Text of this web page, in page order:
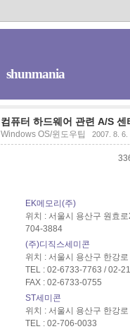
shunmania
컴퓨터 하드웨어 관련 A/S 센
Windows OS/윈도우팁 2007. 8. 6.
EK메모리(주)
위치 : 서울시 용산구 원효
704-3884
(주)디직스세미콘
위치 : 서울시 용산구 한강
TEL : 02-6733-7763 / 02-
FAX : 02-6733-0755
ST세미콘
위치 : 서울시 용산구 한강
TEL : 02-706-0033